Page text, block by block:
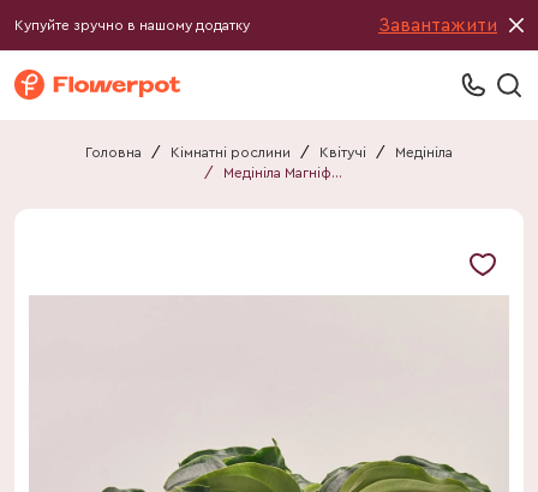
Купуйте зручно в нашому додатку Завантажити
Головна / Кімнатні рослини / Квітучі /
Медініла
/
Медініла Магніфіка